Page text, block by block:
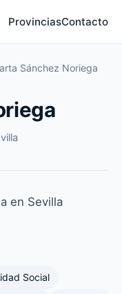
ProvinciasContacto
Sánchez Noriega
en Sevilla
Social